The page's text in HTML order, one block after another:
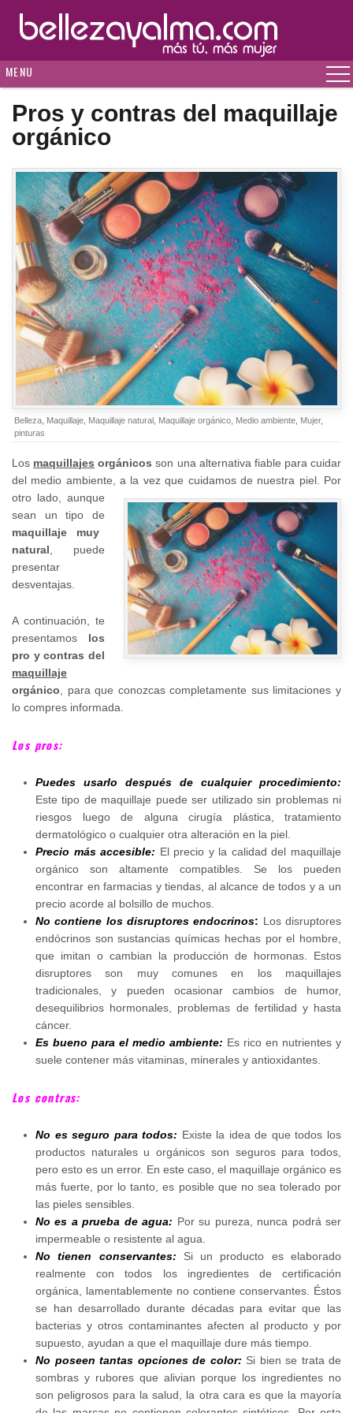
MENU
Pros y contras del maquillaje
orgánico
Belleza Maquillaje Maquillaje natural Maquillaje orgánico Medio ambiente Mujer,
pinturas
Los maquillajes orgánicos son una alternativa fiable para cuidar
del medio ambiente, a la vez que cuidamos de nuestra piel. Por
otro lado, aunque
sean un tipo de
maquillaje muy
natural , puede
presentar
desventajas.
A continuación, te
presentamos los
pro y contras del
maquillaje
orgánico , para que conozcas completamente sus limitaciones y
lo compres informada.
Los pros:
Puedes usarlo después de cualquier procedimiento:
Este tipo de maquillaje puede ser utilizado sin problemas ni
riesgos luego de alguna cirugía plástica, tratamiento
dermatológico o cualquier otra alteración en la piel.
Precio más accesible: El precio y la calidad del maquillaje
orgánico son altamente compatibles. Se los pueden
encontrar en farmacias y tiendas, al alcance de todos y a un
precio acorde al bolsillo de muchos.
No contiene los disruptores endocrinos: Los disruptores
endócrinos son sustancias químicas hechas por el hombre,
que imitan o cambian la producción de hormonas. Estos
disruptores son muy comunes en los maquillajes
tradicionales, y pueden ocasionar cambios de humor,
desequilibrios hormonales, problemas de fertilidad y hasta
cáncer.
Es bueno para el medio ambiente: Es rico en nutrientes y
suele contener más vitaminas, minerales y antioxidantes.
Los contras:
No es seguro para todos: Existe la idea de que todos los
productos naturales u orgánicos son seguros para todos,
pero esto es un error. En este caso, el maquillaje orgánico es
más fuerte, por lo tanto, es posible que no sea tolerado por
las pieles sensibles.
No es a prueba de agua: Por su pureza, nunca podrá ser
impermeable o resistente al agua.
No tienen conservantes:
Si un producto es elaborado
realmente con todos los ingredientes de certificación
orgánica, lamentablemente no contiene conservantes. Éstos
se han desarrollado durante décadas para evitar que las
bacterias y otros contaminantes afecten al producto y por
supuesto, ayudan a que el maquillaje dure más tiempo.
No poseen tantas opciones de color: Si bien se trata de
sombras y rubores que alivian porque los ingredientes no
son peligrosos para la salud, la otra cara es que la mayoría